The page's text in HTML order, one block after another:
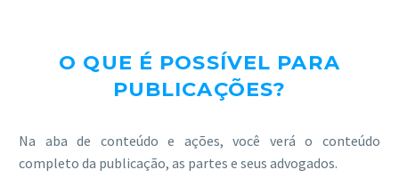
ACESSE
O QUE É POSSÍVEL PARA
PUBLICAÇÕES?
Na aba de conteúdo e ações, você verá o conteúdo
completo da publicação, as partes e seus advogados.